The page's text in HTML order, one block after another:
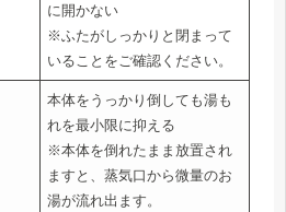
に開かない
※ふたがしっかりと閉まって
いることをご確認ください。
本体をうっかり倒しても湯も
れを最小限に抑える
※本体を倒れたまま放置され
ますと、蒸気口から微量のお
湯が流れ出ます。